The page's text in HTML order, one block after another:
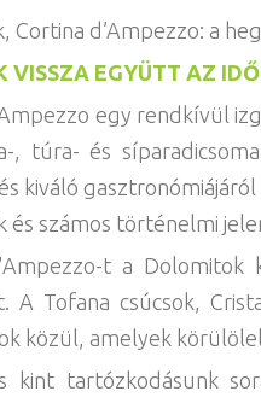
Cortina d’Ampezzo: a
VISSZA EGYÜTT AZ
egy rendkívül
, túra- és
kiváló
és számos történelmi
t a Dolomitok
A Tofana csúcsok,
közül, amelyek
kint tartózkodásunk